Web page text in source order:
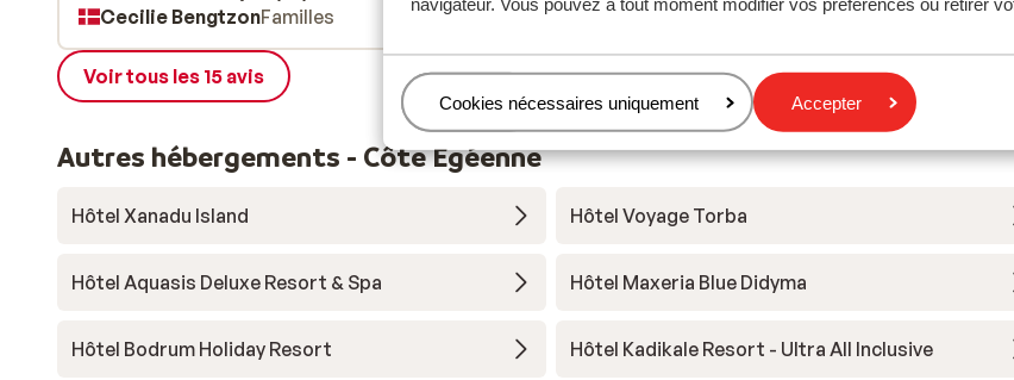
Gérer
Cookies nécessaires uniquement Accepter
engelsk, så det er svært at gøre sig forståelig.
Cecilie BengtzonFamilles Anonyme Familles
Voir tous les 15 avis
Autres hébergements - Côte Egéenne
Hôtel Xanadu Island Hôtel Voyage Torba
Hôtel Aquasis Deluxe Resort & Spa Hôtel Maxeria Blue Didyma
Hôtel Bodrum Holiday Resort Hôtel Kadikale Resort - Ultra All Inclusive